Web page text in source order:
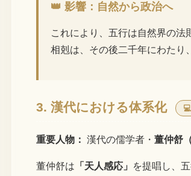
👑 影響：自然から政治へ
これにより、五行は自然界の
相剋は、その後二千年にわたり
3. 漢代における体系化
重要人物： 漢代の儒学者・ 董仲舒
董仲舒は 「天人感応」 を提唱し、